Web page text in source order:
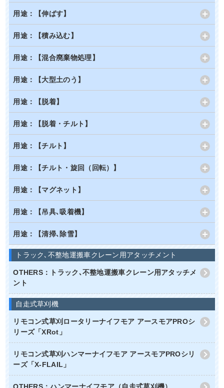
用途：【伸ばす】
用途：【積み込む】
用途：【混合廃棄物処理】
用途：【大型土のう】
用途：【脱着】
用途：【脱着・チルト】
用途：【チルト】
用途：【チルト・旋回（回転）】
用途：【マグネット】
用途：【吊具､吸着機】
用途：【清掃､除雪】
トラック､不整地運搬車クレーン用アタッチメント
OTHERS：トラック､不整地運搬車クレーン用アタッチメ
ント
自走式草刈機
リモコン式草刈ロータリーナイフモア アースモアPROシ
リーズ「XRot」
リモコン式草刈ハンマーナイフモア アースモアPROシリ
ーズ「X-FLAIL」